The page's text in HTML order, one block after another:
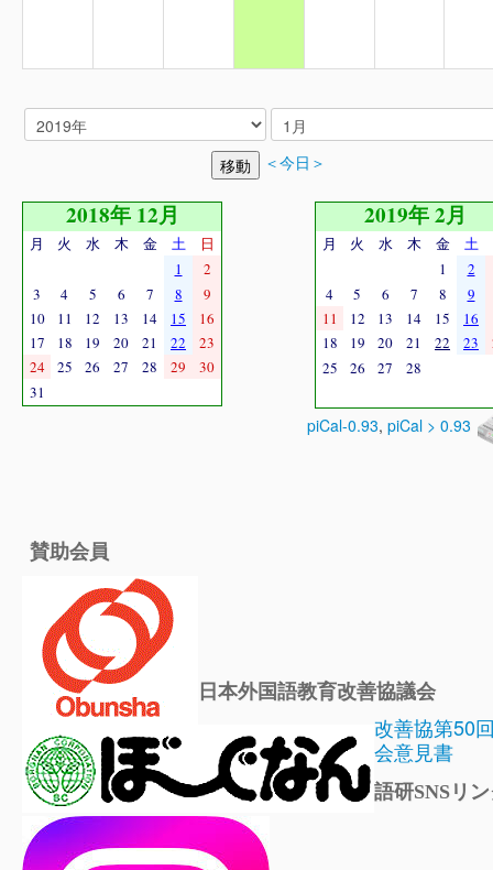
＜今日＞
2018年 12月
月 火 水 木 金 土
日
1
2
3
4 5 6 7 8
9
10
11 12 13 14 15
16
17
18 19 20 21 22
23
24
25 26 27 28 29
30
31
2019年 2月
月 火 水 木 金 土
1
2
4
5 6 7 8 9
11
12 13 14 15 16
18
19 20 21 22 23
25
26 27 28
piCal-0.93, piCal > 0.93
賛助会員
日本外国語教育改善協議会
改善協第50
会意見書
語研SNSリ